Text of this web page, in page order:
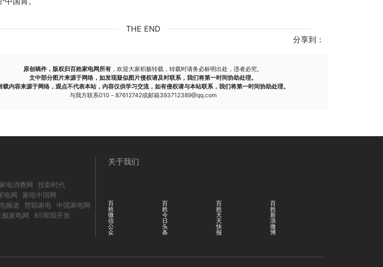
THE END
分享到：
原创稿件，版权归百姓家电网所有 ，欢迎大家积极转载，转载时请务必标明出处，违者必究。
文中部分图片来源于网络，如发现疑似图片侵权请及时联系，我们将第一时间协助处理。
载内容来源于网络，观点不代表本站，内容仅供学习交流，如有侵权请与本站联系，我们将第一时间协助处理。
与我方联系010－87612742或邮箱393712389@qq.com
家电消费网
投影时代
电网
家电中国网
频道 慧聪家电
中国家电网
极家电网
85帮我开发
关于我们
百
姓
微
信
公
众
百
姓
今
日
头
条
百
姓
天
天
快
报
百
姓
新
浪
微
博